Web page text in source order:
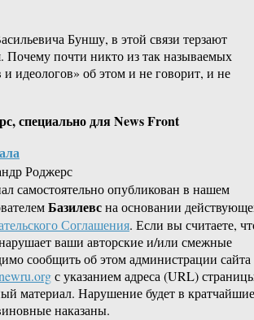
Буншу, в этой связи терзают
Почему почти никто из так называемых
и идеологов» об этом и не говорит, и не
специально дляNewsFront
Роджерс
самостоятельно опубликован в нашем
Базилевсна основании
Соглашения. Если вы считаете,
ваши авторские и/или смежные
сообщить об этом администрации сайта
с указанием адреса (URL)
материал. Нарушение будет в кратчайшие
наказаны.